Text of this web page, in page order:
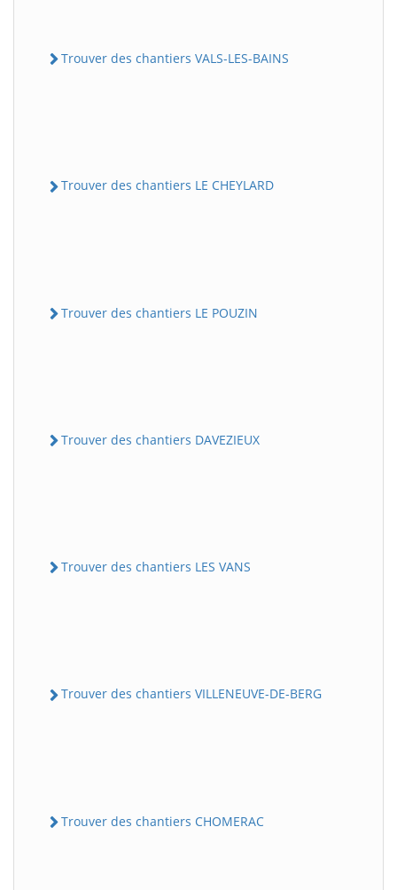
Trouver des chantiers VALS-LES-BAINS
Trouver des chantiers LE CHEYLARD
Trouver des chantiers LE POUZIN
Trouver des chantiers DAVEZIEUX
Trouver des chantiers LES VANS
Trouver des chantiers VILLENEUVE-DE-BERG
Trouver des chantiers CHOMERAC